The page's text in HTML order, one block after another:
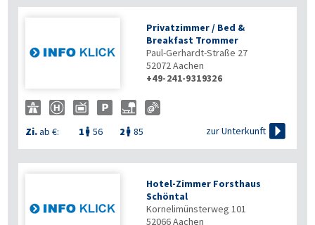
Privatzimmer / Bed &
Breakfast Trommer
Paul-Gerhardt-Straße 27
52072Aachen
+49-241-9319326
Zi.ab €: 1  56 2  85 zur Unterkunft 
Hotel-Zimmer Forsthaus
Schöntal
Kornelimünsterweg 101
52066Aachen